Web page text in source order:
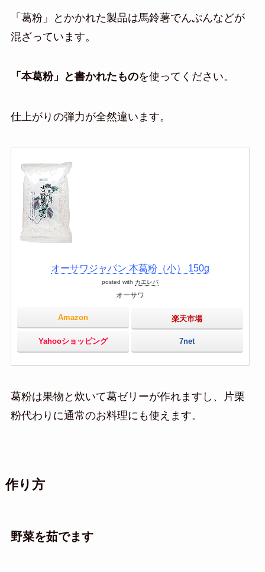
「葛粉」とかかれた製品は馬鈴薯でんぷんなどが
混ざっています。
「本葛粉」と書かれたものを使ってください。
仕上がりの弾力が全然違います。
オーサワジャパン 本葛粉（小） 150g
posted with カエレバ
オーサワ
Amazon 楽天市場
Yahooショッピング 7net
葛粉は果物と炊いて葛ゼリーが作れますし、片栗
粉代わりに通常のお料理にも使えます。
作り方
野菜を茹でます